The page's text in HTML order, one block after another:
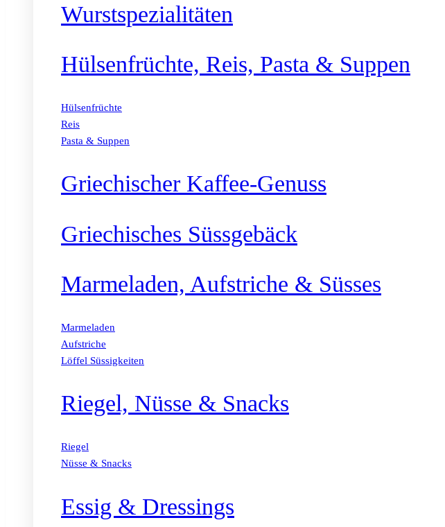
Wurstspezialitäten
Hülsenfrüchte, Reis, Pasta & Suppen
Hülsenfrüchte
Reis
Pasta & Suppen
Griechischer Kaffee-Genuss
Griechisches Süssgebäck
Marmeladen, Aufstriche & Süsses
Marmeladen
Aufstriche
Löffel Süssigkeiten
Riegel, Nüsse & Snacks
Riegel
Nüsse & Snacks
Essig & Dressings